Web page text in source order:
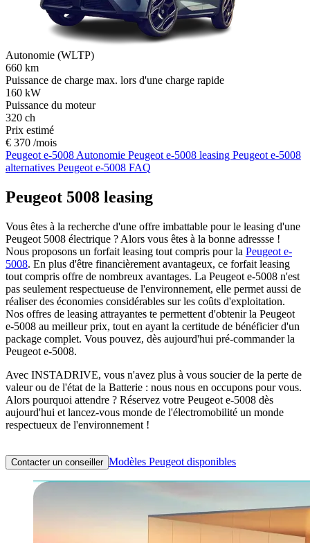
Autonomie (WLTP)
660 km
Puissance de charge max. lors d'une charge rapide
160 kW
Puissance du moteur
320 ch
Prix estimé
€ 370 /mois
Peugeot e-5008 Autonomie Peugeot e-5008 leasing Peugeot e-5008
alternatives Peugeot e-5008 FAQ
Peugeot 5008 leasing
Vous êtes à la recherche d'une offre imbattable pour le leasing d'une
Peugeot 5008 électrique ? Alors vous êtes à la bonne adressse !
Nous proposons un forfait leasing tout compris pour la Peugeot e-
5008. En plus d'être financièrement avantageux, ce forfait leasing
tout compris offre de nombreux avantages. La Peugeot e-5008 n'est
pas seulement respectueuse de l'environnement, elle permet aussi de
réaliser des économies considérables sur les coûts d'exploitation.
Nos offres de leasing attrayantes te permettent d'obtenir la Peugeot
e-5008 au meilleur prix, tout en ayant la certitude de bénéficier d'un
package complet. Vous pouvez, dès aujourd'hui pré-commander la
Peugeot e-5008.
Avec INSTADRIVE, vous n'avez plus à vous soucier de la perte de
valeur ou de l'état de la Batterie : nous nous en occupons pour vous.
Alors pourquoi attendre ? Réservez votre Peugeot e-5008 dès
aujourd'hui et lancez-vous monde de l'électromobilité un monde
respectueux de l'environnement !
Contacter un conseiller Modèles Peugeot disponibles